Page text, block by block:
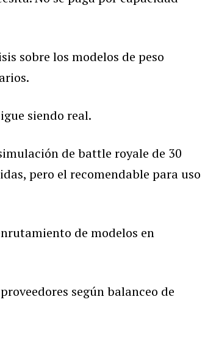
sobre los modelos de peso
siendo real.
de battle royale de 30
pero el recomendable para uso
de modelos en
según balanceo de